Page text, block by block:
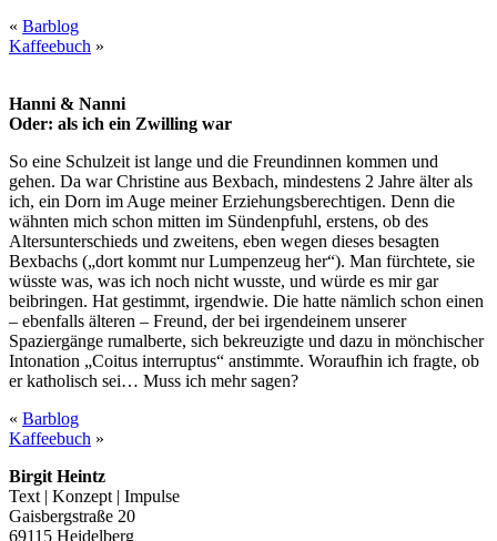
« Barblog
Kaffeebuch »
Hanni & Nanni
Oder: als ich ein Zwilling war
So eine Schulzeit ist lange und die Freundinnen kommen und
gehen. Da war Christine aus Bexbach, mindestens 2 Jahre älter als
ich, ein Dorn im Auge meiner Erziehungsberechtigen. Denn die
wähnten mich schon mitten im Sündenpfuhl, erstens, ob des
Altersunterschieds und zweitens, eben wegen dieses besagten
Bexbachs („dort kommt nur Lumpenzeug her“). Man fürchtete, sie
wüsste was, was ich noch nicht wusste, und würde es mir gar
beibringen. Hat gestimmt, irgendwie. Die hatte nämlich schon einen
– ebenfalls älteren – Freund, der bei irgendeinem unserer
Spaziergänge rumalberte, sich bekreuzigte und dazu in mönchischer
Intonation „Coitus interruptus“ anstimmte. Woraufhin ich fragte, ob
er katholisch sei… Muss ich mehr sagen?
« Barblog
Kaffeebuch »
Birgit Heintz
Text | Konzept | Impulse
Gaisbergstraße 20
69115 Heidelberg